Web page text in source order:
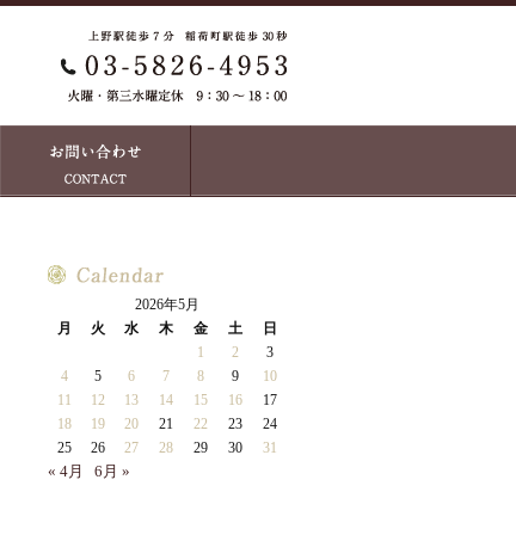
2026年5月
月
火 水 木 金 土
日
1
2
3
4
5 6 7 8 9
10
11
12 13 14 15 16
17
18
19 20 21 22 23
24
25
26 27 28 29 30 31
« 4月 6月 »